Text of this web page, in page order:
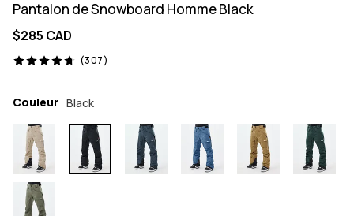
Pantalon de Snowboard Homme Black
$285 CAD
(307)
307 avis, 4.7/5
Couleur Black